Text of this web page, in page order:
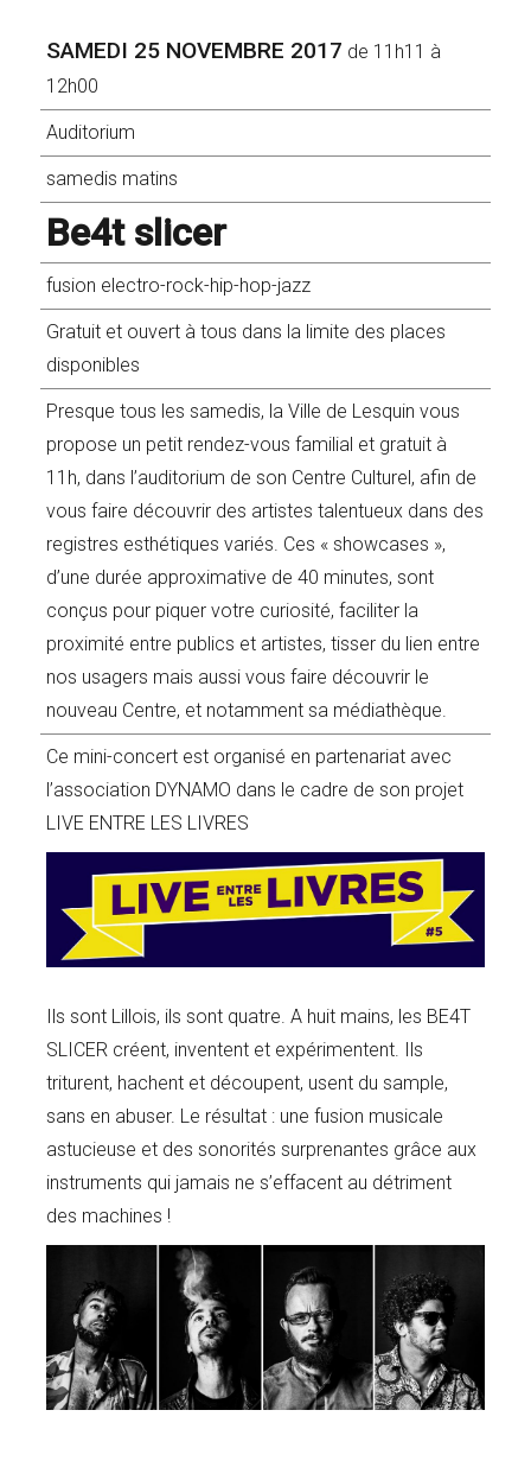
SAMEDI 25 NOVEMBRE 2017 de 11h11 à
12h00
Auditorium
samedis matins
Be4t slicer
fusion electro-rock-hip-hop-jazz
Gratuit et ouvert à tous dans la limite des places
disponibles
Presque tous les samedis, la Ville de Lesquin vous
propose un petit rendez-vous familial et gratuit à
11h, dans l’auditorium de son Centre Culturel, afin de
vous faire découvrir des artistes talentueux dans des
registres esthétiques variés. Ces « showcases »,
d’une durée approximative de 40 minutes, sont
conçus pour piquer votre curiosité, faciliter la
proximité entre publics et artistes, tisser du lien entre
nos usagers mais aussi vous faire découvrir le
nouveau Centre, et notamment sa médiathèque.
Ce mini-concert est organisé en partenariat avec
l’association DYNAMO dans le cadre de son projet
LIVE ENTRE LES LIVRES
Ils sont Lillois, ils sont quatre. A huit mains, les BE4T
SLICER créent, inventent et expérimentent. Ils
triturent, hachent et découpent, usent du sample,
sans en abuser. Le résultat : une fusion musicale
astucieuse et des sonorités surprenantes grâce aux
instruments qui jamais ne s’effacent au détriment
des machines !